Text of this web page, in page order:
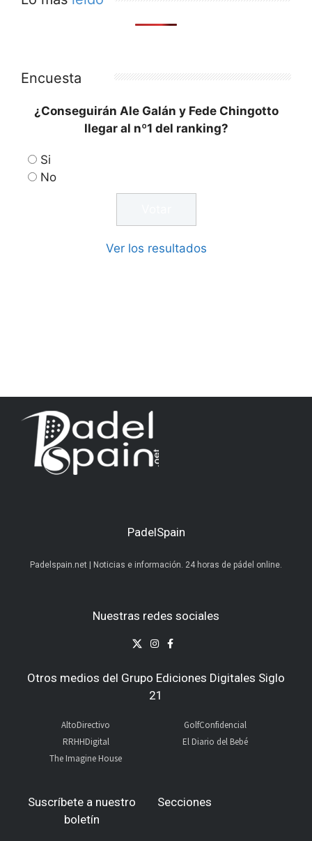
Encuesta
¿Conseguirán Ale Galán y Fede Chingotto
llegar al nº1 del ranking?
Si
No
Ver los resultados
PadelSpain
Padelspain.net | Noticias e información. 24 horas de pádel online.
Nuestras redes sociales
Otros medios del Grupo Ediciones Digitales Siglo
21
AltoDirectivo
RRHHDigital
The Imagine House
GolfConfidencial
El Diario del Bebé
Suscríbete a nuestro
boletín
Secciones